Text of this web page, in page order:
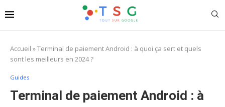
Accueil »Terminal de paiement Android : à quoi ça sert et quels
sont les meilleurs en 2024 ?
Guides
Terminal de paiement Android : à